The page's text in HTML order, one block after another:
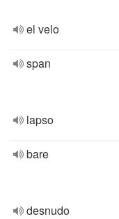
el velo
span
lapso
bare
desnudo